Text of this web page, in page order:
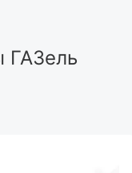
ГАЗель